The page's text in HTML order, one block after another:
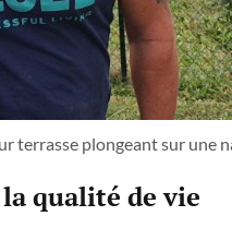
terrasse plongeant sur une
qualité de vie